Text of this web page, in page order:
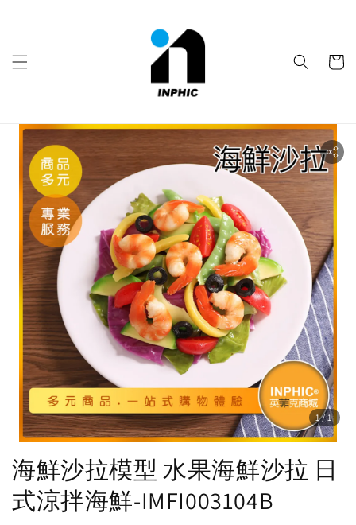
1/1
海鮮沙拉模型 水果海鮮沙拉 日
式涼拌海鮮-IMFI003104B